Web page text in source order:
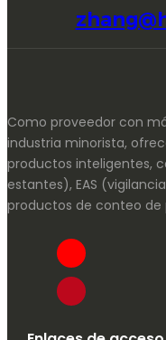
Como proveedor con
industria minorista,
productos inteligentes,
estantes), EAS
productos de conteo de